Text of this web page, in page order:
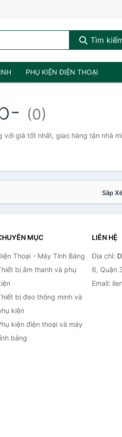
Tìm
PHỤ KIỆN ĐIỆN THOẠI
(0)
giá tốt nhất, giao hàng tận nhà
Sắp
MỤC
Thoại - Máy Tính Bảng
bị âm thanh và phụ
bị đeo thông minh và
kiện
kiện điện thoại và máy
bảng
LIÊN HỆ
Địa chỉ:
6, Quận
Email: